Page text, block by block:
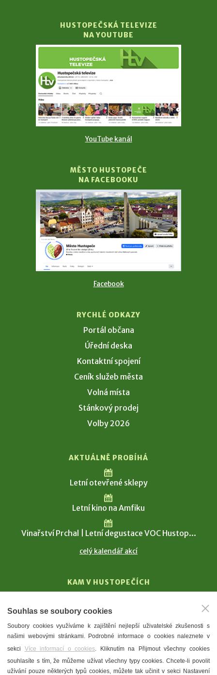
HUSTOPEČSKÁ TELEVIZE
NA YOUTUBE
YouTube kanál
MĚSTO HUSTOPEČE
NA FACEBOOKU
Facebook
RYCHLÉ ODKAZY
Portál občana
Úřední deska
Kontaktní spojení
Ceník služeb města
Volná místa
Stánkový prodej
Volby 2026
AKTUÁLNĚ PROBÍHÁ
Letní otevřené sklepy
Letní kino na Amfiku
Vinařství Prchal | Letní degustace VOC Hustop...
celý kalendář akcí
KAM V HUSTOPEČÍCH
T. G. Masaryk
Mandloně
Ubytování
Restaurace
Souhlas se soubory cookies
Soubory cookies využíváme k zajištění nejlepší uživatelské zkušenosti s
našimi webovými stránkami. Podrobné informace o cookies naleznete v
sekci Více informací o cookies. Kliknutím na Přijmout všechny cookies
souhlasíte s tím, že můžeme užívat všechny typy cookies. Chcete-li povolit
užívání pouze některých typů cookies, můžete tak učinit v sekci Nastavení